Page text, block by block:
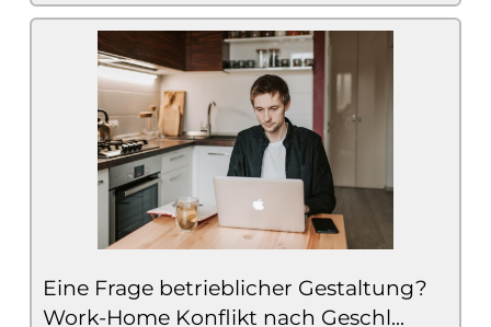
Eine Frage betrieblicher Gestaltung?
Work-Home Konflikt nach Geschl...